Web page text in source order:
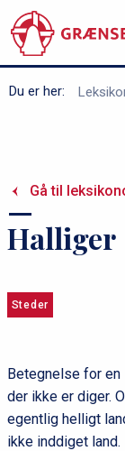
til
hovedindhold
Du er her:
k
r
u
Gå til
Halliger
Steder
Betegnelse for
der ikke er diger.
egentlig helligt
ikke inddiget